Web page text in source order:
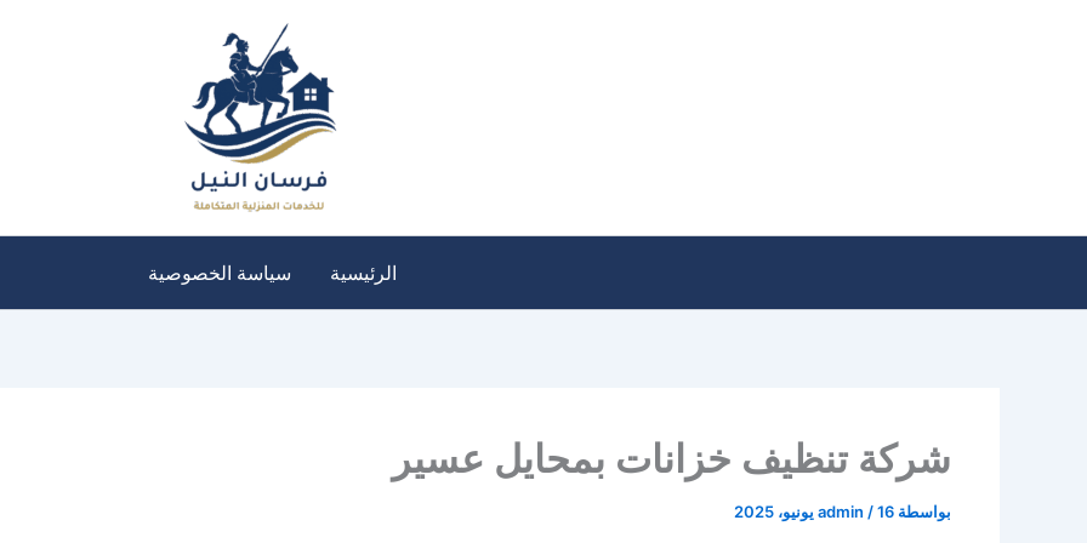
الرئيسية سياسة الخصوصية
شركة تنظيف خزانات بمحايل عسير
بواسطة admin /16 يونيو، 2025